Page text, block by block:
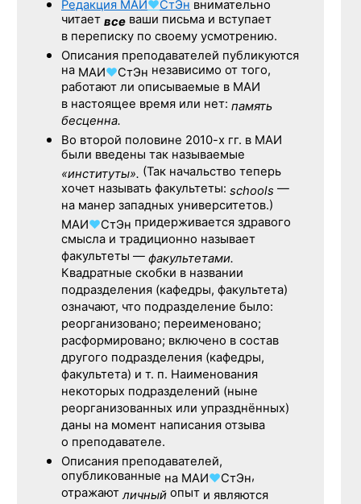
Редакция МАИ♥СтЭн внимательно
читает все ваши письма и вступает
в переписку по своему усмотрению.
Описания преподавателей публикуются
на МАИ♥СтЭн независимо от того,
работают ли описываемые в МАИ
в настоящее время или нет: память
бесценна.
Во второй половине 2010-х гг. в МАИ
были введены так называемые
«институты». (Так начальство теперь
хочет называть факультеты: schools —
на манер западных университетов.)
МАИ♥СтЭн придерживается здравого
смысла и традиционно называет
факультеты — факультетами.
Квадратные скобки в названии
подразделения (кафедры, факультета)
означают, что подразделение было:
реорганизовано; переименовано;
расформировано; включено в состав
другого подразделения (кафедры,
факультета) и т. п. Наименования
некоторых подразделений (ныне
реорганизованных или упразднённых)
даны на момент написания отзыва
о преподавателе.
Описания преподавателей,
опубликованные на МАИ♥СтЭн,
отражаютличный опыт и являются